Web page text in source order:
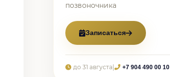
позвоночника
Записаться
до 31 августа +7 904 490 00 10